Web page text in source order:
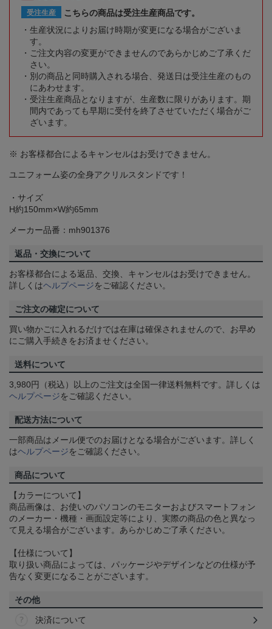
受注生産
こちらの商品は受注生産商品です。
生産状況によりお届け時期が変更になる場合がございま
す。
ご注文内容の変更ができませんのであらかじめご了承くだ
さい。
別の商品と同時購入される場合、発送日は受注生産のもの
にあわせます。
受注生産商品となりますが、生産数に限りがあります。期
間内であっても早期に受付を終了させていただく場合がご
ざいます。
※ お客様都合によるキャンセルはお受けできません。
ユニフォーム姿の全身アクリルスタンドです！
・サイズ
H約150mm×W約65mm
メーカー品番：mh901376
返品・交換について
お客様都合による返品、交換、キャンセルはお受けできません。
詳しくはヘルプページをご確認ください。
ご注文の確定について
買い物かごに入れるだけでは在庫は確保されませんので、お早め
にご購入手続きをお済ませください。
送料について
3,980円（税込）以上のご注文は全国一律送料無料です。詳しくは
ヘルプページをご確認ください。
配送方法について
一部商品はメール便でのお届けとなる場合がございます。詳しく
はヘルプページをご確認ください。
商品について
【カラーについて】
商品画像は、お使いのパソコンのモニターおよびスマートフォン
のメーカー・機種・画面設定等により、実際の商品の色と異なっ
て見える場合がございます。あらかじめご了承ください。
【仕様について】
取り扱い商品によっては、パッケージやデザインなどの仕様が予
告なく変更になることがございます。
その他
決済について